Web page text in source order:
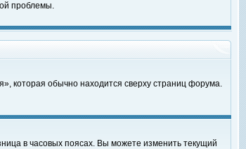
проблемы.
которая обычно находится сверху страниц форума.
в часовых поясах. Вы можете изменить текущий